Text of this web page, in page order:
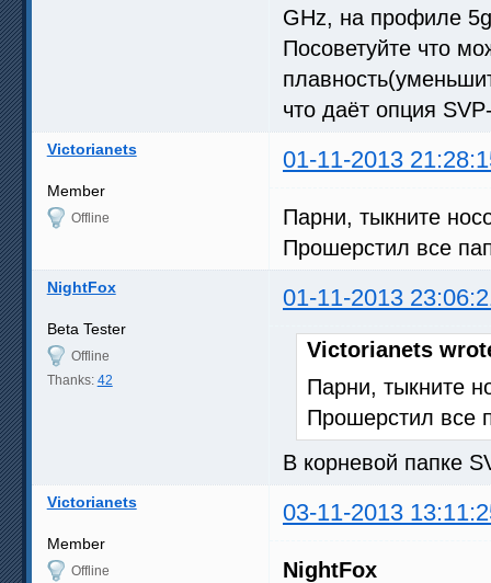
GHz, на профиле
Посоветуйте что
что даёт опция
Victorianets 01-11-2013
Member
Offline
Парни, тыкните
Прошерстил все
NightFox 01-11-2013
Beta Tester
Offline
Thanks: 42
Victorianets
Парни, тыкните
Прошерстил все
В корневой папке
Victorianets 03-11-2013
Member
Offline
NightFox